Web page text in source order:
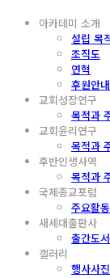
아카데미 소개
설립 목
조직도
연혁
후원안내
교회성장연구
목적과
교회윤리연구
목적과
후반인생사역
목적과
국제종교포럼
주요활동
새세대출판사
출간도서
갤러리
행사사진